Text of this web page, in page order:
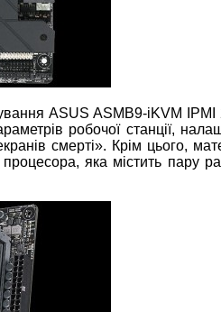
ASUS ASMB9-iKVM IPMI
робочої станції,
смерті». Крім цього,
яка містить пару